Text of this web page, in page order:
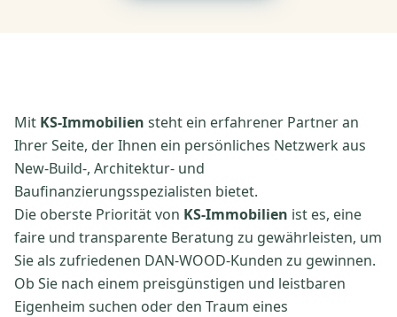
Mit KS-Immobilien steht ein erfahrener Partner an
Ihrer Seite, der Ihnen ein persönliches Netzwerk aus
New-Build-, Architektur- und
Baufinanzierungsspezialisten bietet.
Die oberste Priorität von KS-Immobilien ist es, eine
faire und transparente Beratung zu gewährleisten, um
Sie als zufriedenen DAN-WOOD-Kunden zu gewinnen.
Ob Sie nach einem preisgünstigen und leistbaren
Eigenheim suchen oder den Traum eines